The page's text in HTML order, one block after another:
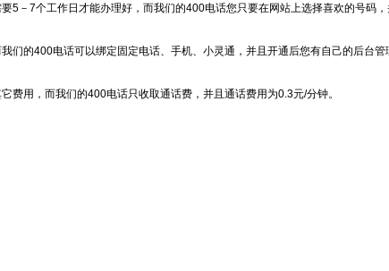
5－7个工作日才能办理好，而我们的400电话您只要在网站上选择喜欢的号码
们的400电话可以绑定固定电话、手机、小灵通，并且开通后您有自己的后台管
费用，而我们的400电话只收取通话费，并且通话费用为0.3元/分钟。